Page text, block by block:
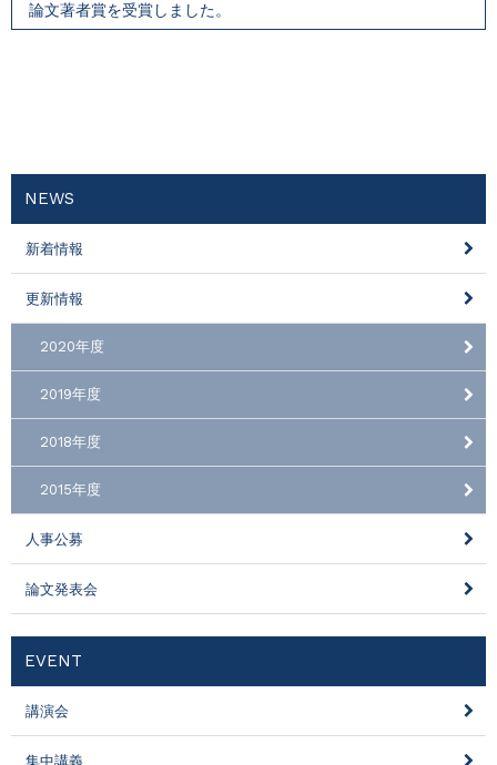
論文著者賞を受賞しました。
NEWS
新着情報
更新情報
2020年度
2019年度
2018年度
2015年度
人事公募
論文発表会
EVENT
講演会
集中講義